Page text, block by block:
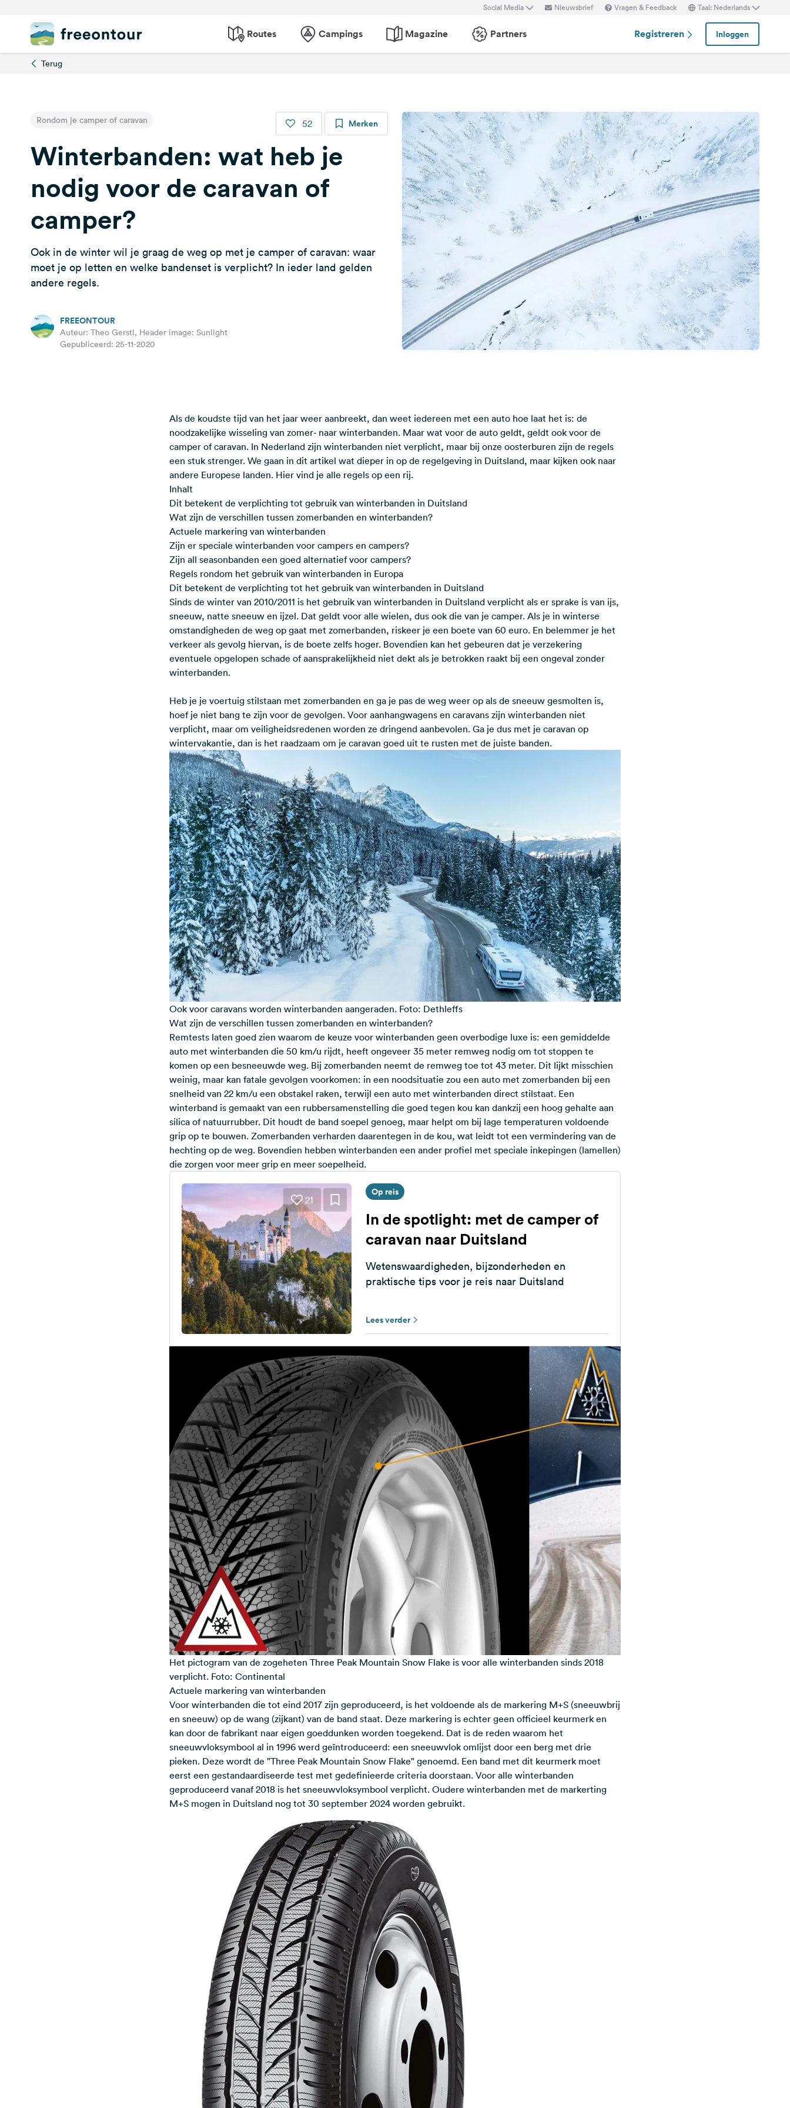
Social Media Nieuwsbrief Vragen & Feedback Taal: Nederlands
Routes Campings Magazine Partners Registreren Inloggen
Terug
Rondom je camper of caravan 52 Merken
Winterbanden: wat heb je
nodig voor de caravan of
camper?
Ook in de winter wil je graag de weg op met je camper of caravan: waar
moet je op letten en welke bandenset is verplicht? In ieder land gelden
andere regels.
FREEONTOUR
Auteur: Theo Gerstl, Header image: Sunlight
Gepubliceerd: 25-11-2020
Als de koudste tijd van het jaar weer aanbreekt, dan weet iedereen met een auto hoe laat het is: de
noodzakelijke wisseling van zomer- naar winterbanden. Maar wat voor de auto geldt, geldt ook voor de
camper of caravan. In Nederland zijn winterbanden niet verplicht, maar bij onze oosterburen zijn de regels
een stuk strenger. We gaan in dit artikel wat dieper in op de regelgeving in Duitsland, maar kijken ook naar
andere Europese landen. Hier vind je alle regels op een rij.
Inhalt
Dit betekent de verplichting tot gebruik van winterbanden in Duitsland
Wat zijn de verschillen tussen zomerbanden en winterbanden?
Actuele markering van winterbanden
Zijn er speciale winterbanden voor campers en campers?
Zijn all seasonbanden een goed alternatief voor campers?
Regels rondom het gebruik van winterbanden in Europa
Dit betekent de verplichting tot het gebruik van winterbanden in Duitsland
Sinds de winter van 2010/2011 is het gebruik van winterbanden in Duitsland verplicht als er sprake is van ijs,
sneeuw, natte sneeuw en ijzel. Dat geldt voor alle wielen, dus ook die van je camper. Als je in winterse
omstandigheden de weg op gaat met zomerbanden, riskeer je een boete van 60 euro. En belemmer je het
verkeer als gevolg hiervan, is de boete zelfs hoger. Bovendien kan het gebeuren dat je verzekering
eventuele opgelopen schade of aansprakelijkheid niet dekt als je betrokken raakt bij een ongeval zonder
winterbanden.
Heb je je voertuig stilstaan met zomerbanden en ga je pas de weg weer op als de sneeuw gesmolten is,
hoef je niet bang te zijn voor de gevolgen. Voor aanhangwagens en caravans zijn winterbanden niet
verplicht, maar om veiligheidsredenen worden ze dringend aanbevolen. Ga je dus met je caravan op
wintervakantie, dan is het raadzaam om je caravan goed uit te rusten met de juiste banden.
Ook voor caravans worden winterbanden aangeraden. Foto: Dethleffs
Wat zijn de verschillen tussen zomerbanden en winterbanden?
Remtests laten goed zien waarom de keuze voor winterbanden geen overbodige luxe is: een gemiddelde
auto met winterbanden die 50 km/u rijdt, heeft ongeveer 35 meter remweg nodig om tot stoppen te
komen op een besneeuwde weg. Bij zomerbanden neemt de remweg toe tot 43 meter. Dit lijkt misschien
weinig, maar kan fatale gevolgen voorkomen: in een noodsituatie zou een auto met zomerbanden bij een
snelheid van 22 km/u een obstakel raken, terwijl een auto met winterbanden direct stilstaat. Een
winterband is gemaakt van een rubbersamenstelling die goed tegen kou kan dankzij een hoog gehalte aan
silica of natuurrubber. Dit houdt de band soepel genoeg, maar helpt om bij lage temperaturen voldoende
grip op te bouwen. Zomerbanden verharden daarentegen in de kou, wat leidt tot een vermindering van de
hechting op de weg. Bovendien hebben winterbanden een ander profiel met speciale inkepingen (lamellen)
die zorgen voor meer grip en meer soepelheid.
21
Op reis
In de spotlight: met de camper of
caravan naar Duitsland
Wetenswaardigheden, bijzonderheden en
praktische tips voor je reis naar Duitsland
Lees verder
Het pictogram van de zogeheten Three Peak Mountain Snow Flake is voor alle winterbanden sinds 2018
verplicht. Foto: Continental
Actuele markering van winterbanden
Voor winterbanden die tot eind 2017 zijn geproduceerd, is het voldoende als de markering M+S (sneeuwbrij
en sneeuw) op de wang (zijkant) van de band staat. Deze markering is echter geen officieel keurmerk en
kan door de fabrikant naar eigen goeddunken worden toegekend. Dat is de reden waarom het
sneeuwvloksymbool al in 1996 werd geïntroduceerd: een sneeuwvlok omlijst door een berg met drie
pieken. Deze wordt de "Three Peak Mountain Snow Flake" genoemd. Een band met dit keurmerk moet
eerst een gestandaardiseerde test met gedefinieerde criteria doorstaan. Voor alle winterbanden
geproduceerd vanaf 2018 is het sneeuwvloksymbool verplicht. Oudere winterbanden met de markerting
M+S mogen in Duitsland nog tot 30 september 2024 worden gebruikt.